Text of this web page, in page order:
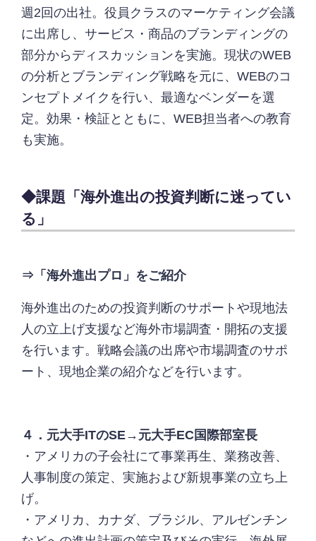
週2回の出社。役員クラスのマーケティング会議
に出席し、サービス・商品のブランディングの
部分からディスカッションを実施。現状のWEB
の分析とブランディング戦略を元に、WEBのコ
ンセプトメイクを行い、最適なベンダーを選
定。効果・検証とともに、WEB担当者への教育
も実施。
◆課題「海外進出の投資判断に迷ってい
る」
⇒「海外進出プロ」をご紹介
海外進出のための投資判断のサポートや現地法
人の立上げ支援など海外市場調査・開拓の支援
を行います。戦略会議の出席や市場調査のサポ
ート、現地企業の紹介などを行います。
４．元大手ITのSE→元大手EC国際部室長
・アメリカの子会社にて事業再生、業務改善、
人事制度の策定、実施および新規事業の立ち上
げ。
・アメリカ、カナダ、ブラジル、アルゼンチン